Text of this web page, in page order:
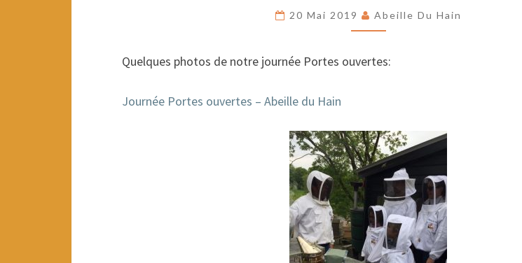
CARAMAND
MAI
20 Mai 2019 Abeille Du Hain
Quelques photos de notre journée Portes ouvertes:
Journée Portes ouvertes – Abeille du Hain